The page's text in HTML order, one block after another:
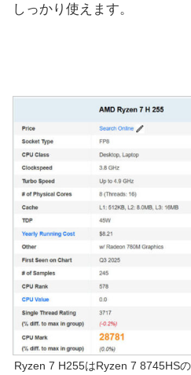
しっかり使えます。
Ryzen 7 H255はRyzen 7 8745HS